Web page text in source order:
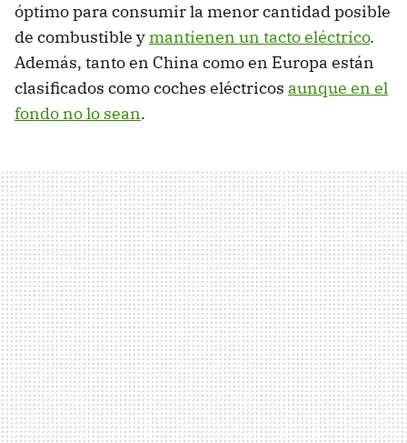
óptimo para consumir la menor cantidad posible
de combustible ymantienen un tacto eléctrico.
Además, tanto en China como en Europa están
clasificados como coches eléctricos aunque en el
fondo no lo sean.